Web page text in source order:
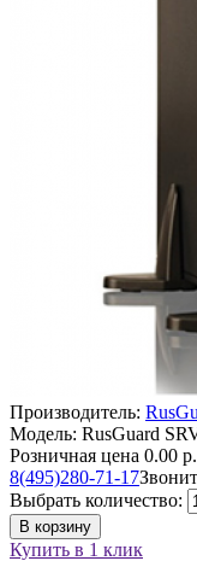
Производитель:
Модель: RusGuard
Розничная цена 0.00 р.
8(495)280-71-17
Выбрать количество:
В корзину
Купить в 1 клик